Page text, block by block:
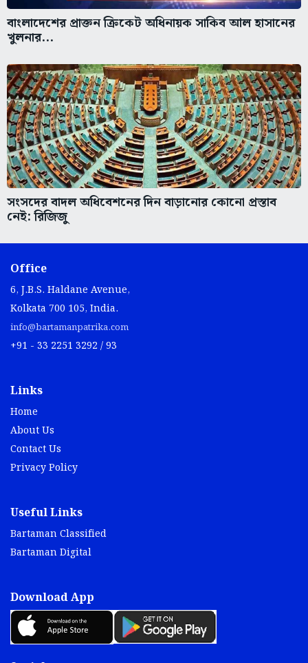
বাংলাদেশের প্রাক্তন ক্রিকেট অধিনায়ক সাকিব আল হাসানের
খুলনার...
সংসদের বাদল অধিবেশনের দিন বাড়ানোর কোনো প্রস্তাব
নেই: রিজিজু
Office
6, J.B.S. Haldane Avenue,
Kolkata 700 105, India.
info@bartamanpatrika.com
+91 - 33 2251 3292 / 93
Links
Home
About Us
Contact Us
Privacy Policy
Useful Links
Bartaman Classified
Bartaman Digital
Download App